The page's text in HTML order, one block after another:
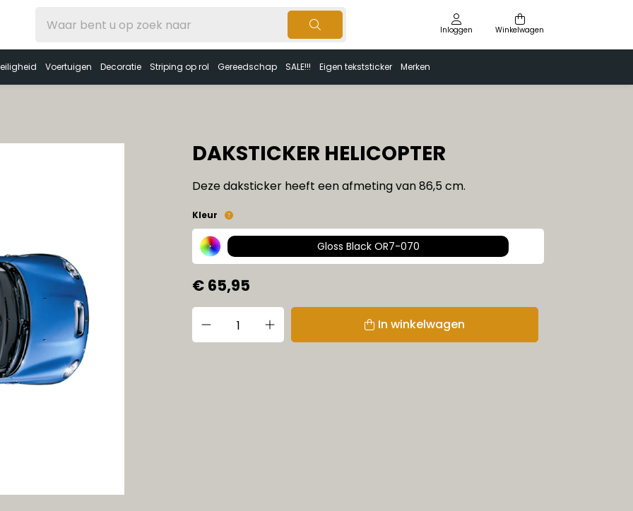
Inloggen Winkelwagen
Voertuigen Decoratie Striping op rol Gereedschap SALE!!! Eigen tekststicker Merken
DAKSTICKER HELICOPTER
Deze daksticker heeft een afmeting van 86,5 cm.
Kleur
Gloss Black OR7-070
€ 65,95
In winkelwagen